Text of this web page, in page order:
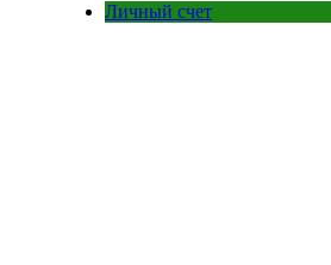
Личный счет